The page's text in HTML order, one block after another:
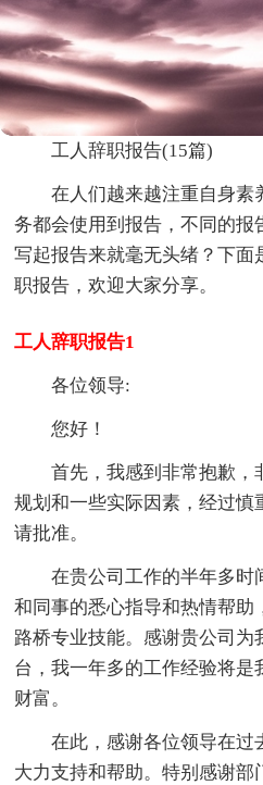
工人辞职报告(15篇)
在人们越来越注重自身素
务都会使用到报告，不同的报
写起报告来就毫无头绪？下面
职报告，欢迎大家分享。
工人辞职报告1
各位领导:
您好！
首先，我感到非常抱歉，
规划和一些实际因素，经过慎
请批准。
在贵公司工作的半年多时
和同事的悉心指导和热情帮助
路桥专业技能。感谢贵公司为
台，我一年多的工作经验将是
财富。
在此，感谢各位领导在过
大力支持和帮助。特别感谢部